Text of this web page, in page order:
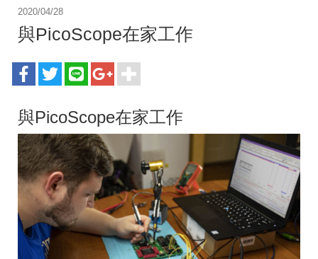
2020/04/28
與PicoScope在家工作
與PicoScope在家工作